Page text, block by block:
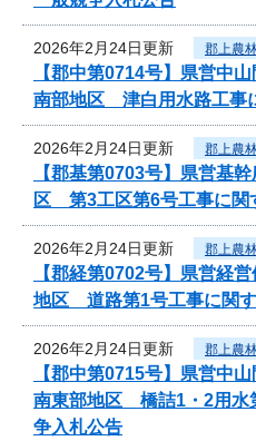
2026年2月24日更新 郡上農
【郡中第0714号】県営中
南部地区 津白用水路工事
2026年2月24日更新 郡上農
【郡基第0703号】県営基
区 第3工区第6号工事に関
2026年2月24日更新 郡上農
【郡経第0702号】県営経
地区 道路第1号工事に関
2026年2月24日更新 郡上農
【郡中第0715号】県営中
南東部地区 橋詰1・2用水
争入札公告